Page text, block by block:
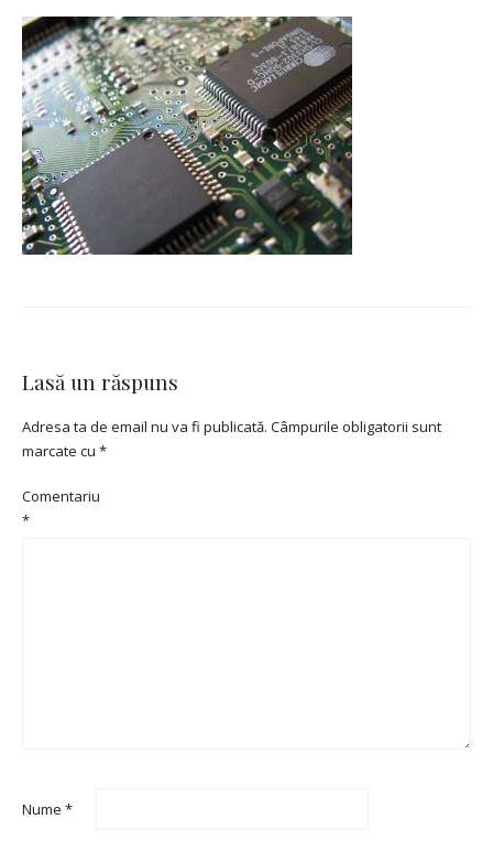
Lasă un răspuns
Adresa ta de email nu va fi publicată. Câmpurile obligatorii sunt
marcate cu *
Comentariu
*
Nume *